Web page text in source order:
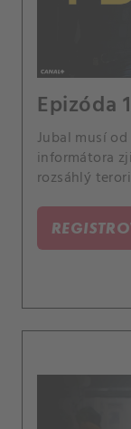
Epizóda
Jubal musí
informátora
rozsáhlý